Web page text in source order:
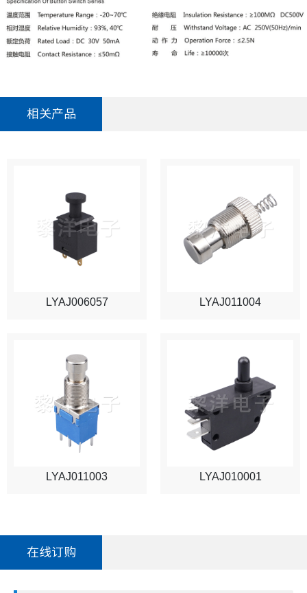
相关产品
LYAJ006057 LYAJ011004
LYAJ011003 LYAJ010001
在线订购